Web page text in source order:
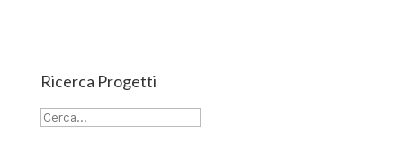
Ricerca Progetti